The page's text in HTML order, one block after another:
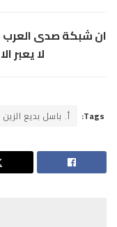
ان شبكة صدى
لا يعبر
Tags: أ. باسل بديع الزين